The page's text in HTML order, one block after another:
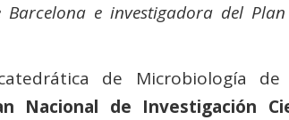
e investigadora del
de Microbiología
Nacional de Investigación